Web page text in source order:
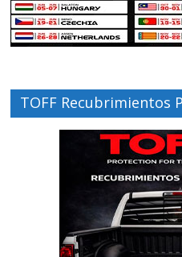
TOFF Recubrimientos